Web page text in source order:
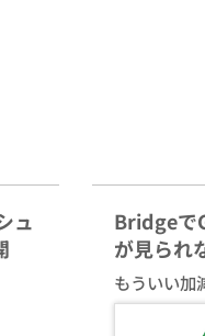
ュ
Bridgeで
が見られ
もういい加